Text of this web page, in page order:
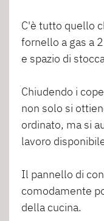
C'è tutto quello
fornello a gas a
e spazio di
Chiudendo i
non solo si
ordinato, ma si
lavoro
Il pannello di
comodamente
della cucina.